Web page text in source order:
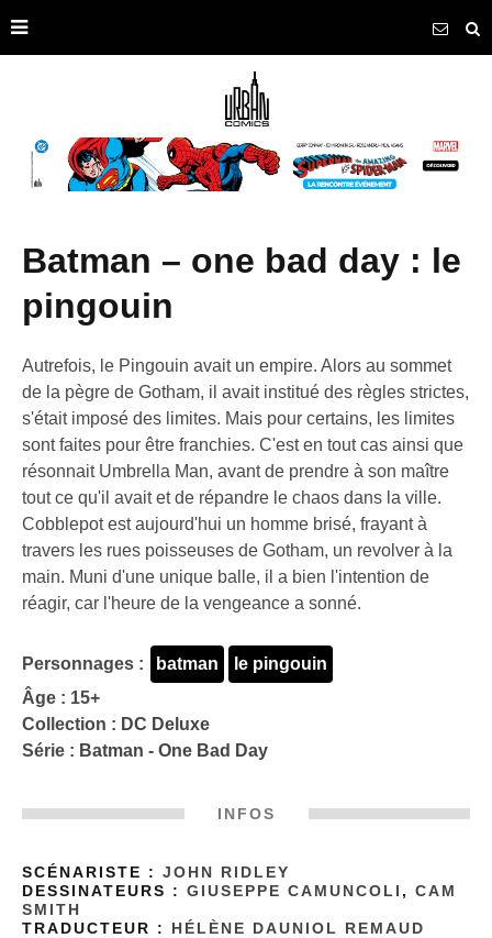
batman – one bad day : le
pingouin
Autrefois, le Pingouin avait un empire. Alors au sommet
de la pègre de Gotham, il avait institué des règles strictes,
s'était imposé des limites. Mais pour certains, les limites
sont faites pour être franchies. C'est en tout cas ainsi que
résonnait Umbrella Man, avant de prendre à son maître
tout ce qu'il avait et de répandre le chaos dans la ville.
Cobblepot est aujourd'hui un homme brisé, frayant à
travers les rues poisseuses de Gotham, un revolver à la
main. Muni d'une unique balle, il a bien l'intention de
réagir, car l'heure de la vengeance a sonné.
Personnages : batman
le pingouin
Âge : 15+
Collection : DC Deluxe
Série : Batman - One Bad Day
INFOS
SCÉNARISTE : JOHN RIDLEY
DESSINATEURS : GIUSEPPE CAMUNCOLI , CAM
SMITH
TRADUCTEUR :
HÉLÈNE DAUNIOL REMAUD